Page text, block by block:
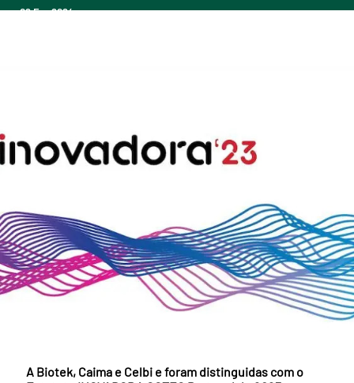
02 Fev 2024
A Biotek, Caima e Celbi e foram distinguidas com o